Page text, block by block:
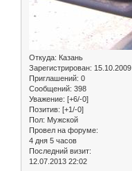
Откуда: Казань
Зарегистрирован: 15.10.2009
Приглашений: 0
Сообщений: 398
Уважение: [+6/-0]
Позитив: [+1/-0]
Пол: Мужской
Провел на форуме:
4 дня 5 часов
Последний визит:
12.07.2013 22:02